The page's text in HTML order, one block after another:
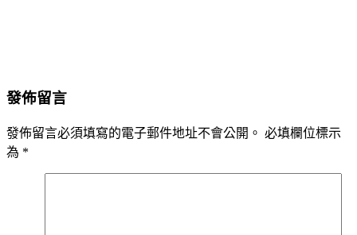
發佈留言
發佈留言必須填寫的電子郵件地址不會公開。 必填欄位標示
為 *